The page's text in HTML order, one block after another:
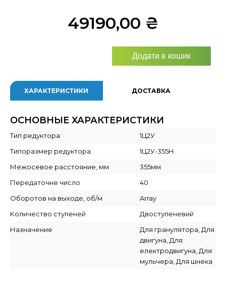
49190,00 ₴
Додати в кошик
ХАРАКТЕРИСТИКИ ДОСТАВКА
ОСНОВНЫЕ ХАРАКТЕРИСТИКИ
Тип редуктора
1Ц2У
Типоразмер редуктора
1Ц2У-355Н
Межосевое расстояние, мм
355мм
Передаточне число
40
Оборотов на выходе, об/м
Array
Количество ступеней
Двоступеневий
Назначение
Для гранулятора, Для
двигуна, Для
електродвигуна, Для
мульчера, Для шнека